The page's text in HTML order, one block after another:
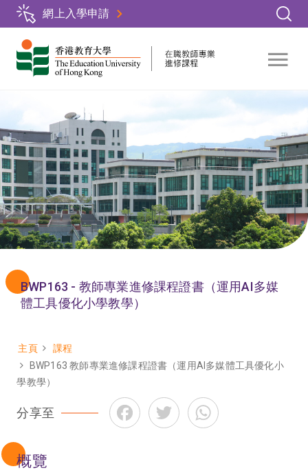
Skip
main
content
網上入學申請
BWP163 - 教師專業進修課程證書（運用AI多媒
體工具優化小學教學）
Breadcrumb
主頁
課程
BWP163 教師專業進修課程證書（運用AI多媒體工具優化小
學教學）
分享至 FacebookTwitter
概覽